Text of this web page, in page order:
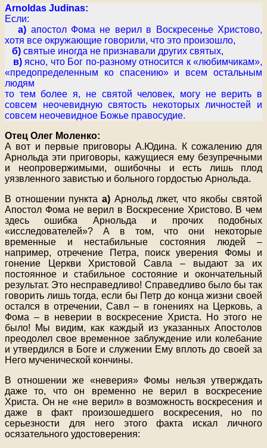
Arnoldas Judinas:
Если:
а) апостол Фома не верил в Воскресенье Христово,
хотя все окружающие говорили, что это произошло,
б) святые иногда не признавали других святых,
в)ясно, что Бог по-разному относится к «любимчикам»,
«предопределенным ко спасению» и всем остальным
людям
то тем более я, не святой человек, могу не верить в
совсем неочевидную святость некоторых личностей и
совсем неочевидное Божье правосудие.
Отец Олег Моленко:
А вот и первые приговоры А.Юдина. К сожалению для
Арнольда эти приговоры, кажущиеся ему безупречными
и неопровержимыми, ошибочны и есть лишь плод
уязвленного завистью и больного гордостью Арнольда.
В отношении пункта а)Арнольд лжет, что якобы святой
Апостол Фома не верил в Воскресение Христово. В чем
здесь ошибка Арнольда и прочих подобных
«исследователей»? А в том, что они некоторые
временные и нестабильные состояния людей –
например, отречение Петра, поиск уверения Фомы и
гонение Церкви Христовой Савла – выдают за их
постоянное и стабильное состояние и окончательный
результат. Это несправедливо! Справедливо было бы так
говорить лишь тогда, если бы Петр до конца жизни своей
остался в отречении, Савл – в гонениях на Церковь, а
Фома – в неверии в воскресение Христа. Но этого не
было! Мы видим, как каждый из указанных Апостолов
преодолел свое временное заблуждение или колебание
и утвердился в Боге и служении Ему вплоть до своей за
Него мученической кончины.
В отношении же «неверия» Фомы нельзя утверждать
даже то, что он временно не верил в воскресение
Христа. Он не «не верил» в возможность воскресения и
даже в факт произошедшего воскресения, но по
серьезности для него этого факта искал личного
осязательного удостоверения: